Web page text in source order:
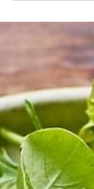
permanente. Elle ressemble davantage à une évolution progressive :
Les automatismes
certaines décisions deviennent
effectuait
Et lorsque ce processus
souvent. Le changement devient plus fluide. Plus stable. Et surtout,
plus r